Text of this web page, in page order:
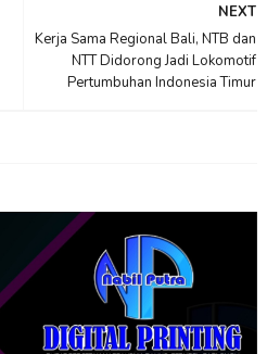
NEXT
Kerja Sama Regional Bali, NTB dan
NTT Didorong Jadi Lokomotif
Pertumbuhan Indonesia Timur